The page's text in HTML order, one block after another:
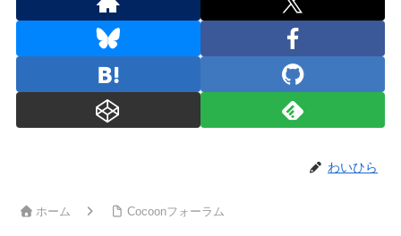
わいひら
ホーム Cocoonフォーラム